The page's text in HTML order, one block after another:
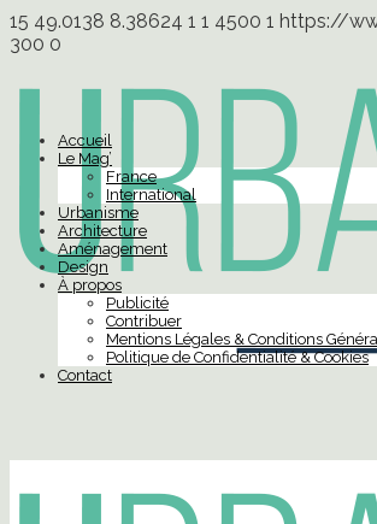
15 49.0138 8.38624 1 1 4500 1 https://
300 0
Accueil
Le Mag’
France
International
Urbanisme
Architecture
Aménagement
Design
À propos
Publicité
Contribuer
Mentions Légales & Conditions
Politique de Confidentialité & Cookies
Contact